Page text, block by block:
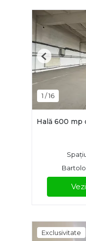
1 /16
Previous
Hală 600 mp
Exclusivitate